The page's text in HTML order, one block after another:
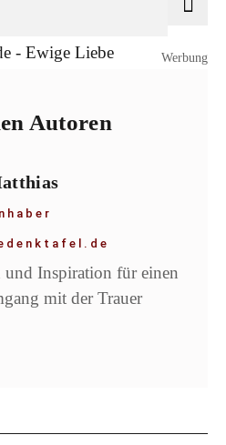
Werbung
Autoren
und Inspiration für einen
mit der Trauer